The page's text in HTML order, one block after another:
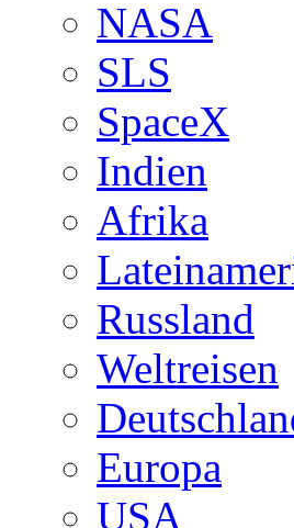
NASA
SLS
SpaceX
Indien
Afrika
Russland
Weltreisen
Europa
USA